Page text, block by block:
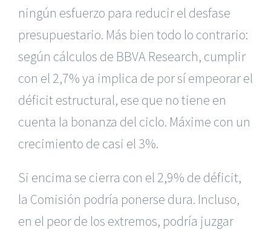
ningún esfuerzo para reducir el desfase
presupuestario. Más bien todo lo contrario:
según cálculos de BBVA Research, cumplir
con el 2,7% ya implica de por sí empeorar el
déficit estructural, ese que no tiene en
cuenta la bonanza del ciclo. Máxime con un
crecimiento de casi el 3%.
Si encima se cierra con el 2,9% de déficit,
la Comisión podría ponerse dura. Incluso,
en el peor de los extremos, podría juzgar